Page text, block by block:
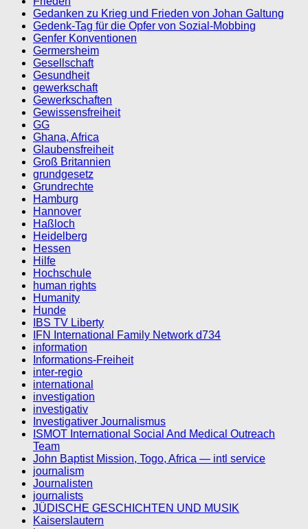
Gedanken zu Krieg und Frieden von Johan Galtung
Gedenk-Tag für die Opfer von Sozial-Mobbing
Genfer Konventionen
Germersheim
Gesellschaft
Gesundheit
gewerkschaft
Gewerkschaften
Gewissensfreiheit
GG
Ghana, Africa
Glaubensfreiheit
Groß Britannien
grundgesetz
Grundrechte
Hamburg
Hannover
Haßloch
Heidelberg
Hessen
Hilfe
Hochschule
human rights
Humanity
Hunde
IBS TV Liberty
IFN International Family Network d734
information
Informations-Freiheit
inter-regio
international
investigation
investigativ
Investigativer Journalismus
ISMOT International Social And Medical Outreach
Team
John Baptist Mission, Togo, Africa — intl service
journalism
Journalisten
journalists
JÜDISCHE GESCHICHTEN UND MUSIK
Kaiserslautern